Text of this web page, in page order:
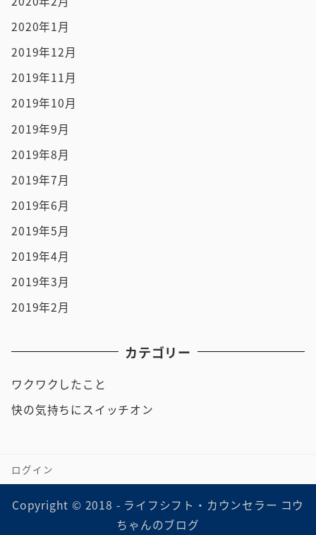
2020年1月
2019年12月
2019年11月
2019年10月
2019年9月
2019年8月
2019年7月
2019年6月
2019年5月
2019年4月
2019年3月
2019年2月
カテゴリー
ワクワクしたこと
快の気持ちにスイッチオン
ログイン
Copyright © 2018 - ライフシフト・カウンセラー コウ
ちゃんのブログ